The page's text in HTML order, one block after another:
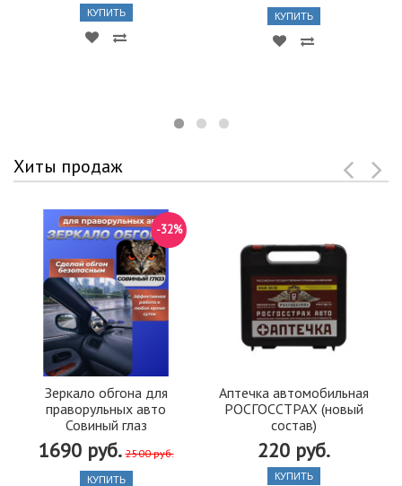
КУПИТЬ КУПИТЬ
Хиты продаж
Зеркало обгона для
праворульных авто
Совиный глаз
1690 руб. 2500 руб.
-32%
КУПИТЬ
Аптечка автомобильная
РОСГОССТРАХ (новый
состав)
220 руб.
КУПИТЬ